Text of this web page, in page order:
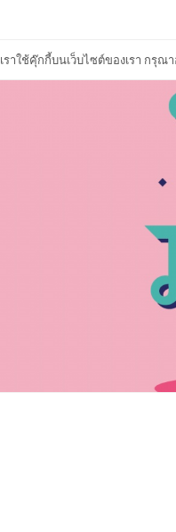
เราใช้คุ๊กกี้บนเว็บไซต์ของเรา กรุณ